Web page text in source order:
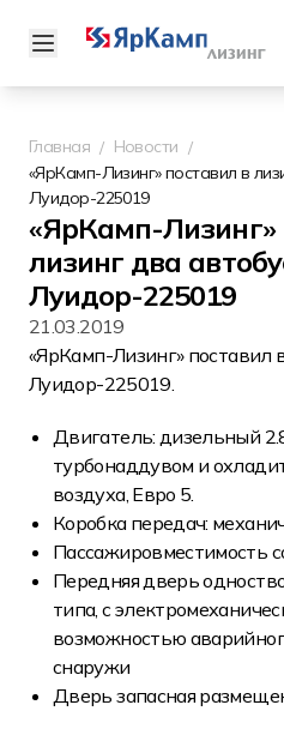
Главная
Новости
«ЯрКамп-Лизинг» поставил в
Луидор-225019
«ЯрКамп-Лизинг»
лизинг два
Луидор-225019
21.03.2019
«ЯрКамп-Лизинг» поставил
Луидор-225019.
Двигатель: дизельный
турбонаддувом и
воздуха, Евро 5.
Коробка передач:
Пассажировместимость
Передняя дверь
типа, с
возможностью
снаружи
Дверь запасная